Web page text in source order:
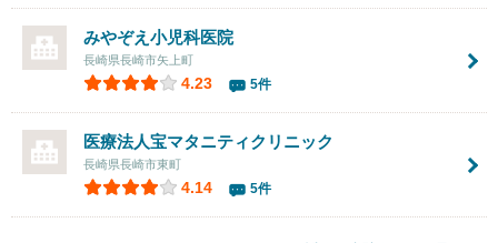
みやぞえ小児科医院
長崎県長崎市矢上町
4.23 5件
医療法人宝マタニティクリニック
長崎県長崎市東町
4.14 5件